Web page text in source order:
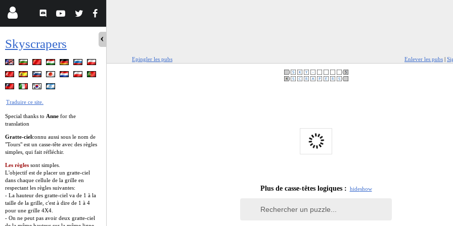
Skyscrapers
Traduire ce site.
Special thanks to Anne for the
translation
Gratte-cielconnu aussi sous le nom de
"Tours" est un casse-tête avec des règles
simples, qui fait réfléchir.
Les règles sont simples.
L'objectif est de placer un gratte-ciel
dans chaque cellule de la grille en
respectant les règles suivantes:
- La hauteur des gratte-ciel va de 1 à la
taille de la grille, c'est à dire de 1 à 4
pour une grille 4X4.
- On ne peut pas avoir deux gratte-ciel
Epingler les pubs Enlever les pubs |
Plus de casse-têtes logiques : hideshow